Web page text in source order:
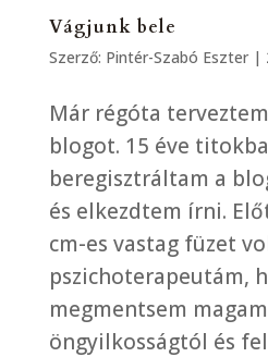
Vágjunk bele
Szerző: Pintér-Szabó Eszter|
Már régóta
blogot. 15 éve
beregisztráltam a
és elkezdtem írni.
cm-es vastag füzet
pszichoterapeutám,
megmentsem
öngyilkosságtól és